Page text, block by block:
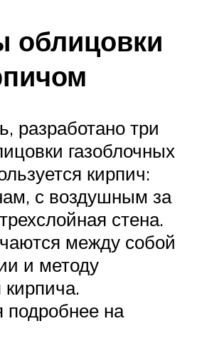
облицовки
разработано три
газоблочных
кирпич:
с воздушным за
стена.
между собой
и методу
на